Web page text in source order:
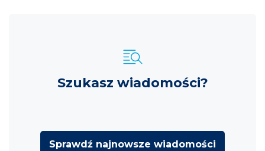
Szukasz wiadomości?
Sprawdź najnowsze wiadomości